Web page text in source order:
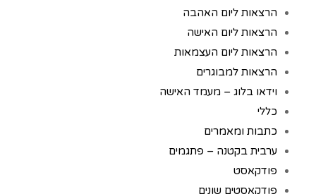
הרצאות ליום האהבה
הרצאות ליום האישה
הרצאות ליום העצמאות
הרצאות למבוגרים
וידאו בלוג – מעמד האישה
כללי
כתבות ומאמרים
ערבית בקטנה – פתגמים
פודקאסט
פודקאסטים שונים